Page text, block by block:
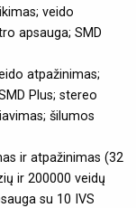
veido
apsauga; SMD
atpažinimas;
Plus; stereo
šilumos
ir atpažinimas (32
ir 200000 veidų
su 10 IVS